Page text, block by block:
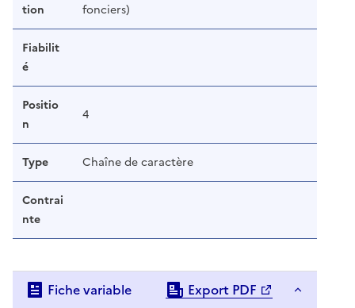
tion
fonciers)
Fiabilit
é
Positio
n
4
Type Chaîne de caractère
Contrai
nte
Fiche variable Export PDF